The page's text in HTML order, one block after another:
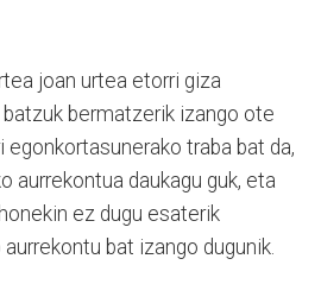
joan urtea etorri giza
bermatzerik izango ote
egonkortasunerako traba bat da,
aurrekontua daukagu guk, eta
ez dugu esaterik
bat izango dugunik.